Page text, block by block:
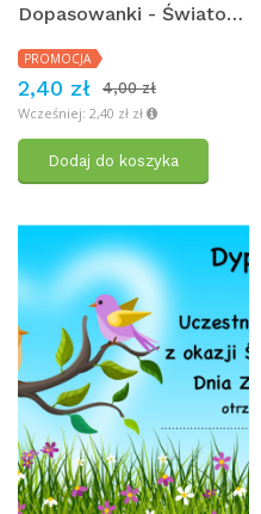
Dopasowanki - Światowy Dzień Zwierząt
PROMOCJA
2,40 zł
4,00 zł
Wcześniej: 2,40 zł zł
Dodaj do koszyka